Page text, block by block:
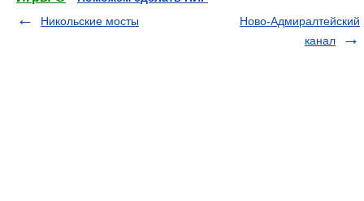
Никольские мосты
Ново-Адмиралтейский
канал